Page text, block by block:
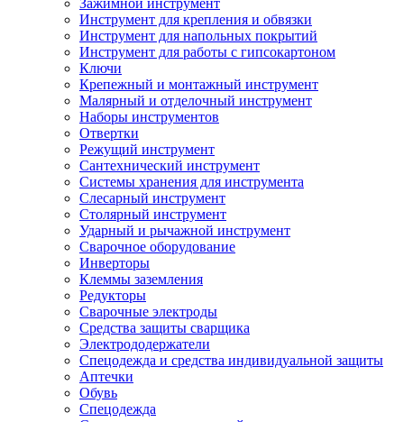
Инструмент для крепления и обвязки
Инструмент для напольных покрытий
Инструмент для работы с гипсокартоном
Ключи
Крепежный и монтажный инструмент
Малярный и отделочный инструмент
Наборы инструментов
Отвертки
Режущий инструмент
Сантехнический инструмент
Системы хранения для инструмента
Слесарный инструмент
Столярный инструмент
Ударный и рычажной инструмент
Сварочное оборудование
Инверторы
Клеммы заземления
Редукторы
Сварочные электроды
Средства защиты сварщика
Электрододержатели
Спецодежда и средства индивидуальной защиты
Аптечки
Обувь
Спецодежда